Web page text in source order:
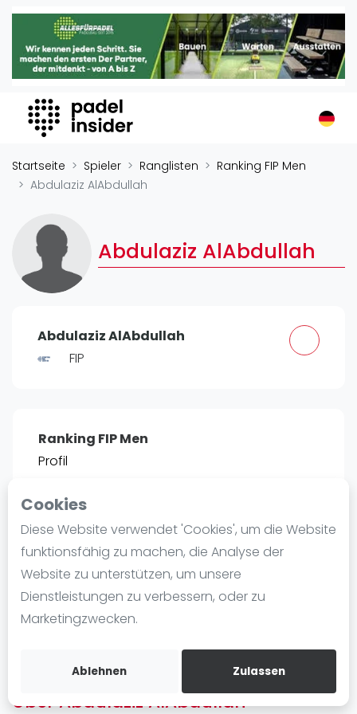
Cookies
Diese Website verwendet 'Cookies', um die Website
funktionsfähig zu machen, die Analyse der
Website zu unterstützen, um unsere
Dienstleistungen zu verbessern, oder zu
Marketingzwecken.
Ablehnen Zulassen
Padel Insider
Home
Organisationen
Buchungssysteme
Padel-Shops
Padel-Marken
Verschiedenes
Veranstaltungen
Turniere
Playtomic
Frauen
FIP Männer
Blog
Die Geschichte von Padel
Regeln und Punktzählung
Padel Schläge
Video
Startseite Spieler Ranglisten
Ranking FIP Men
Abdulaziz AlAbdullah
Abdulaziz AlAbdullah
Abdulaziz AlAbdullah
FIP
Ranking FIP Men
Profil
POSITIE
#2466 0
Bist duAbdulaziz AlAbdullah
Kostenloses Konto erstellen
Über Abdulaziz AlAbdullah